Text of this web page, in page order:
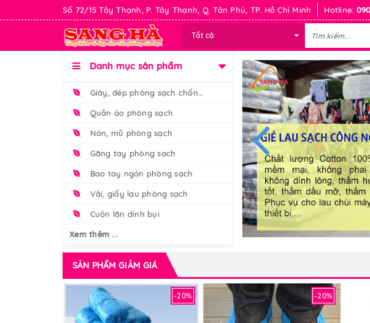
Số 72/15 Tây Thạnh, P. Tây Thạnh, Q. Tân Phú, TP. Hồ Chí Minh Hotline:
Tất cả
Danh mục sản phẩm
Giày, dép phòng sạch chống tĩnh điện
Quần áo phòng sạch
Nón, mũ phòng sạch
Găng tay phòng sạch
Bao tay ngón phòng sạch
Vải, giấy lau phòng sạch
Cuộn lăn dính bụi
Xem thêm ...
SẢN PHẨM GIẢM GIÁ
-20% -20%